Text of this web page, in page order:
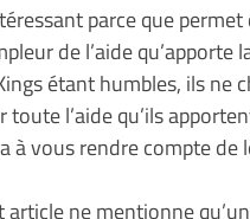
parce que permet
de l’aide qu’apporte
étant humbles, ils ne
toute l’aide qu’ils
à vous rendre compte de
article ne mentionne